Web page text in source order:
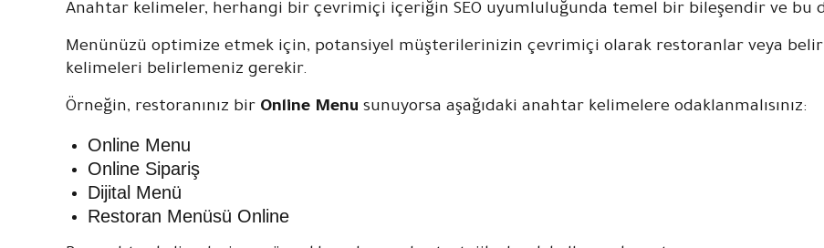
Anahtar kelimeler, herhangi bir çevrimiçi içeriğin SEO uyumluluğunda temel bir bileşendir ve bu
Menünüzü optimize etmek için, potansiyel müşterilerinizin çevrimiçi olarak restoranlar veya
kelimeleri belirlemeniz gerekir.
Örneğin, restoranınız bir Online Menu sunuyorsa aşağıdaki anahtar kelimelere odaklanmalısınız:
Online Menu
Online Sipariş
Dijital Menü
Restoran Menüsü Online